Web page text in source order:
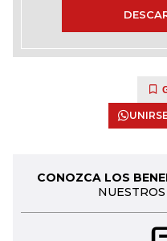
CONOZCA LOS